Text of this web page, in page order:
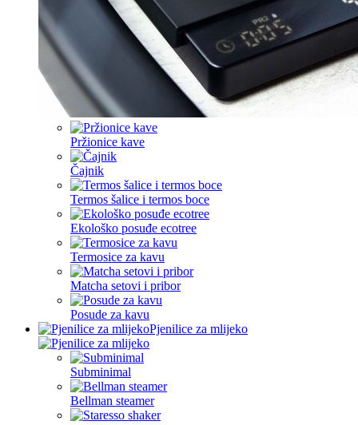
Pržionice kave
Čajnik
Termos šalice i termos boce
Ekološko posuđe ecotree
Termosice za kavu
Matcha setovi i pribor
Posude za kavu
Pjenilice za mlijeko
Subminimal
Bellman steamer